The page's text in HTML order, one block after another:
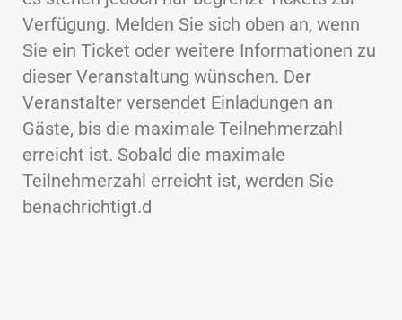
Verfügung. Melden Sie sich oben an, wenn
Sie ein Ticket oder weitere Informationen zu
dieser Veranstaltung wünschen. Der
Veranstalter versendet Einladungen an
Gäste, bis die maximale Teilnehmerzahl
erreicht ist. Sobald die maximale
Teilnehmerzahl erreicht ist, werden Sie
benachrichtigt.d